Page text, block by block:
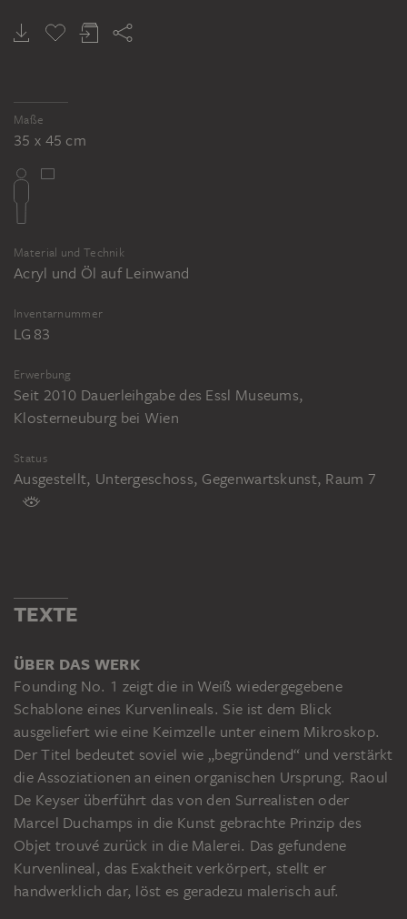
Maße
35 x 45 cm
Material und Technik
Acryl und Öl auf Leinwand
Inventarnummer
LG 83
Erwerbung
Seit 2010 Dauerleihgabe des Essl Museums,
Klosterneuburg bei Wien
Status
Ausgestellt, Untergeschoss, Gegenwartskunst, Raum 7
TEXTE
ÜBER DAS WERK
Founding No. 1 zeigt die in Weiß wiedergegebene
Schablone eines Kurvenlineals. Sie ist dem Blick
ausgeliefert wie eine Keimzelle unter einem Mikroskop.
Der Titel bedeutet soviel wie „begründend“ und verstärkt
die Assoziationen an einen organischen Ursprung. Raoul
De Keyser überführt das von den Surrealisten oder
Marcel Duchamps in die Kunst gebrachte Prinzip des
Objet trouvé zurück in die Malerei. Das gefundene
Kurvenlineal, das Exaktheit verkörpert, stellt er
handwerklich dar, löst es geradezu malerisch auf.